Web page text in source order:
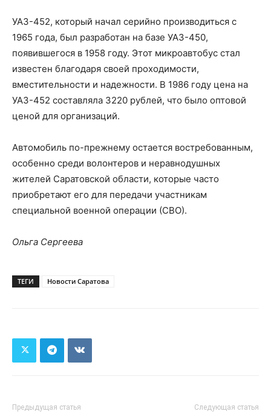
УАЗ-452, который начал серийно производиться с
1965 года, был разработан на базе УАЗ-450,
появившегося в 1958 году. Этот микроавтобус стал
известен благодаря своей проходимости,
вместительности и надежности. В 1986 году цена на
УАЗ-452 составляла 3220 рублей, что было оптовой
ценой для организаций.
Автомобиль по-прежнему остается востребованным,
особенно среди волонтеров и неравнодушных
жителей Саратовской области, которые часто
приобретают его для передачи участникам
специальной военной операции (СВО).
Ольга Сергеева
ТЕГИ Новости Саратова
Предыдущая статья Следующая статья